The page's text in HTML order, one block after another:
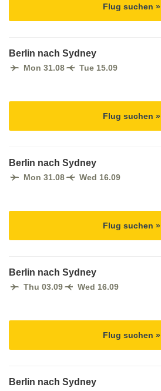
Flug suchen »
Berlin nach Sydney
Mon 31.08 Tue 15.09
Flug suchen »
Berlin nach Sydney
Mon 31.08 Wed 16.09
Flug suchen »
Berlin nach Sydney
Thu 03.09 Wed 16.09
Flug suchen »
Berlin nach Sydney